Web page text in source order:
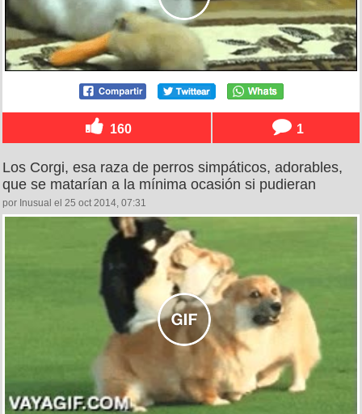
160 1
Los Corgi, esa raza de perros simpáticos, adorables,
que se matarían a la mínima ocasión si pudieran
por Inusual el 25 oct 2014, 07:31